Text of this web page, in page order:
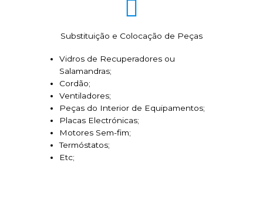
Substituição e Colocação de Peças
Vidros de Recuperadores ou
Salamandras;
Cordão;
Ventiladores;
Peças do Interior de Equipamentos;
Placas Electrónicas;
Motores Sem-fim;
Termóstatos;
Etc;